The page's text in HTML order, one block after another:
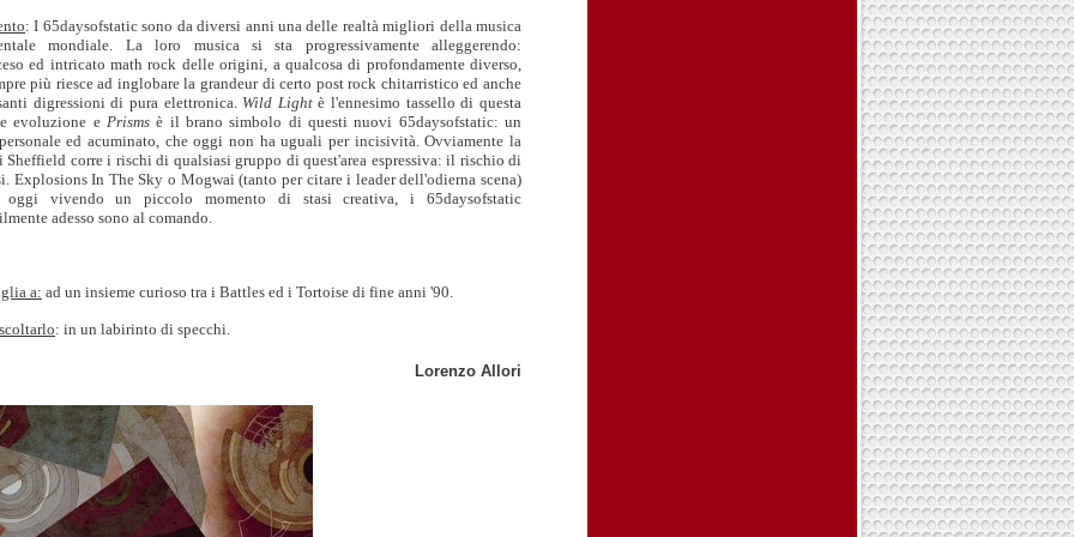
: I 65daysofstatic sono da diversi anni una delle realtà migliori della musica
mondiale. La loro musica si sta progressivamente alleggerendo:
ed intricato math rock delle origini, a qualcosa di profondamente diverso,
più riesce ad inglobare la grandeur di certo post rock chitarristico ed anche
digressioni di pura elettronica. Wild Lightè l'ennesimo tassello di questa
evoluzione e Prisms è il brano simbolo di questi nuovi 65daysofstatic: un
ed acuminato, che oggi non ha uguali per incisività. Ovviamente la
Sheffield corre i rischi di qualsiasi gruppo di quest'area espressiva: il rischio di
Explosions In The Sky o Mogwai (tanto per citare i leader dell'odierna scena)
oggi vivendo un piccolo momento di stasi creativa, i 65daysofstatic
adesso sono al comando.
a: ad un insieme curioso tra i Battles ed i Tortoise di fine anni '90.
: in un labirinto di specchi.
Lorenzo Allori